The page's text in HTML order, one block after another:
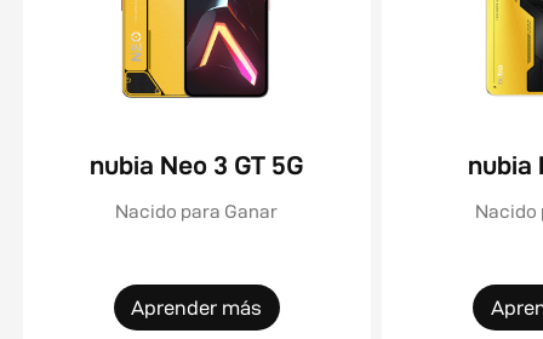
nubia Neo 3 GT 5G
Nacido para Ganar
Aprender más
nubia
Nacido